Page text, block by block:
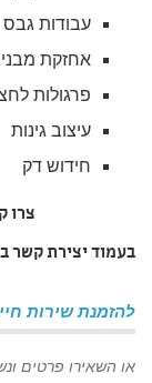
עבודות גבס
אחזקת
פרגולות
עיצוב גינות
חידוש דק
בעמוד יצירת קשר
להזמנת שירות חייגו
או השאירו פרטים